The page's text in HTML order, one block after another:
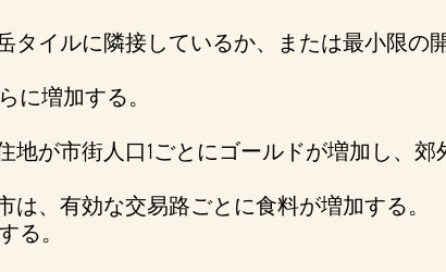
タイルに隣接しているか、または最小限
に増加する。
が市街人口1ごとにゴールドが増加し、郊
、有効な交易路ごとに食料が増加する。
る。